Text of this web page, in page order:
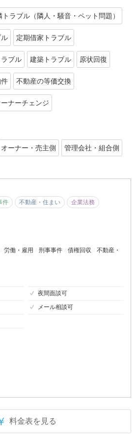
トラブル（隣人・騒音・ペット問題）
定期借家トラブル
ブル 建築トラブル 原状回復
不動産の等価交換
ーナーチェンジ
オーナー・売主側 管理会社・組合側
件 不動産・住まい
企業法務
労働・雇用 刑事事件 債権回収
不動産・
夜間面談可
メール相談可
料金表を見る